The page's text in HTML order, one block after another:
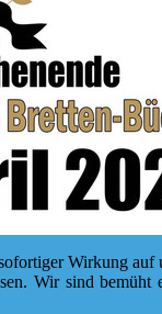
Wirkung
Wir sind